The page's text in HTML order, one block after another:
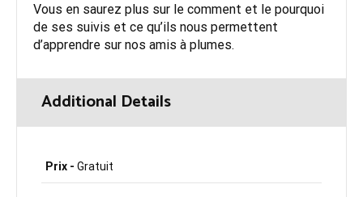
Vous en saurez plus sur le comment et le pourquoi
de ses suivis et ce qu’ils nous permettent
d’apprendre sur nos amis à plumes.
Additional Details
Prix - Gratuit